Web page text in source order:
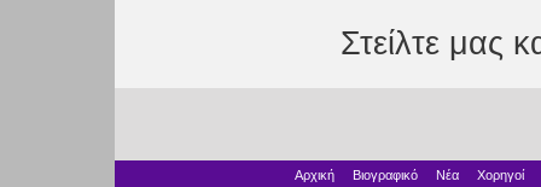
Στείλτε μας
Αρχική Βιογραφικό Νέα
Χορηγοί